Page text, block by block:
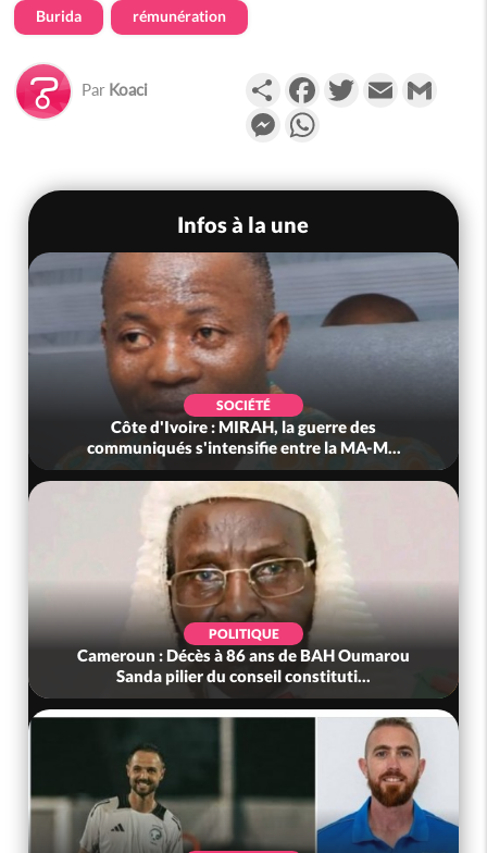
Burida rémunération
Par Koaci PartagerFacebookTwitterEmail
Messenger
Infos à la une
SOCIÉTÉ
Côte d'Ivoire : MIRAH, la guerre des
communiqués s'intensifie entre la MA-M...
POLITIQUE
Cameroun : Décès à 86 ans de BAH Oumarou
Sanda pilier du conseil constituti...